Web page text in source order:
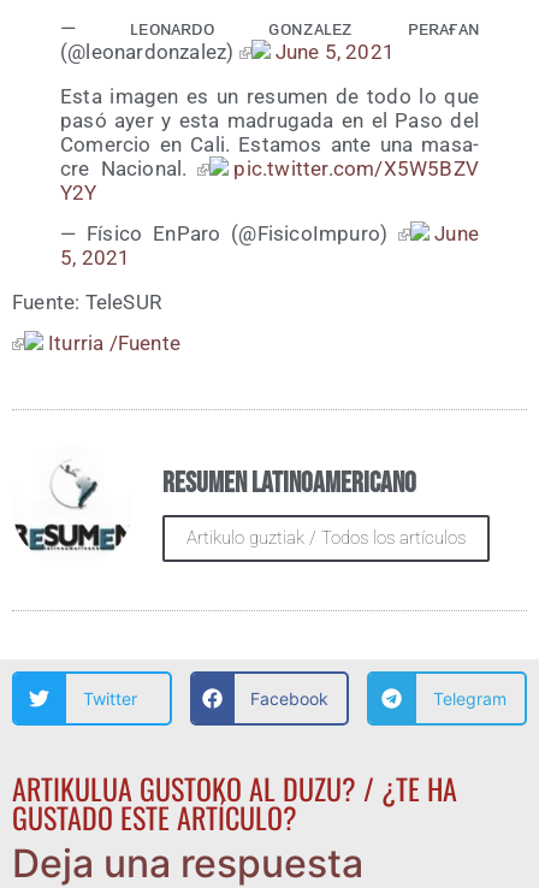
— ʟᴇᴏɴᴀʀᴅᴏ ɢᴏɴᴢᴀʟᴇᴢ ᴘᴇʀᴀғᴀɴ
(@leonardonzalez)
June 5, 2021
Esta ima­gen es un resu­men de todo lo que
pasó ayer y esta madru­ga­da en el Paso del
Comer­cio en Cali. Esta­mos ante una masa­
cre Nacio­nal.
pic​.twit​ter​.com/​X​5​W​5​B​Z​V​
Y2Y
— Físi­co EnPa­ro (@FisicoImpuro)
June
5, 2021
Fuen­te: TeleSUR
Itu­rria /​Fuen­te
Resumen Latinoamericano
Artikulo guztiak / Todos los artículos
Twitter Facebook Telegram
ARTIKULUA GUSTOKO AL DUZU? / ¿TE HA
GUSTADO ESTE ARTÍCULO?
Deja una respuesta